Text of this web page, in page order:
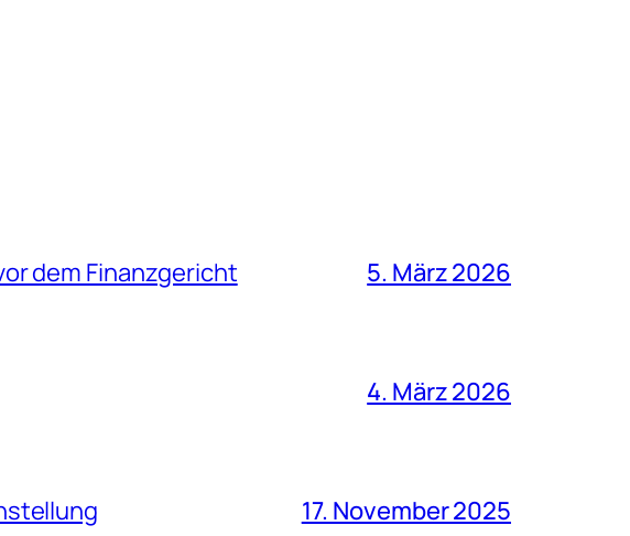
dem Finanzgericht 5. März 2026
4. März 2026
17. November 2025